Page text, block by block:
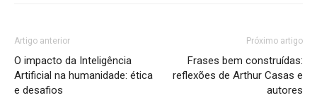
Artigo anterior
O impacto da Inteligência
Artificial na humanidade: ética
e desafios
Próximo artigo
Frases bem construídas:
reflexões de Arthur Casas e
autores